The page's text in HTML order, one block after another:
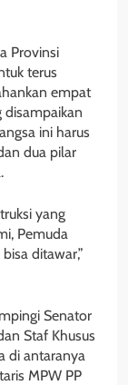
Provinsi
terus
empat
disampaikan
ini harus
dua pilar
yang
Pemuda
ditawar,”
Senator
Staf Khusus
di antaranya
MPW PP